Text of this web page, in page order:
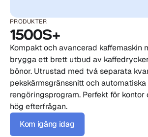
PRODUKTER
1500S+
Kompakt och avancerad kaffemaskin
brygga ett brett utbud av
bönor. Utrustad med två separata
pekskärmsgränssnitt och automatiska
rengöringsprogram. Perfekt för kontor
hög efterfrågan.
Kom igång idag